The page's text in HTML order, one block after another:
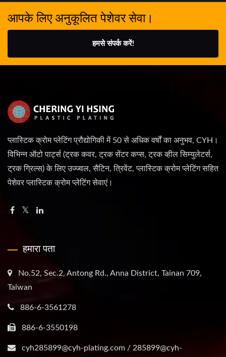
आपके लिए अनुकूलित पेशेवर सेवा।
हमसे संपर्क करें!
प्लास्टिक क्रोम प्लेटिंग प्रौद्योगिकी में 50 से अधिक वर्षों का अनुभव, CYH।
विभिन्न ऑटो पार्ट्स (ट्रक कवर, ट्रक सेंटर कप्स, ट्रक व्हील सिम्युलेटर्स,
ट्रक ग्रिल्स) के लिए उज्ज्वल, सैटिन, त्रिवेंट, प्लास्टिक क्रोम प्लेटिंग सहित
पेशेवर प्लास्टिक क्रोम प्लेटिंग सेवाएं।
हमारा पता
No.52, Sec.2, Antong Rd., Anna District, Tainan 709,
Taiwan
886-6-3561278
886-6-3550198
cyh285899@cyh-plating.com / 285899@cyh-